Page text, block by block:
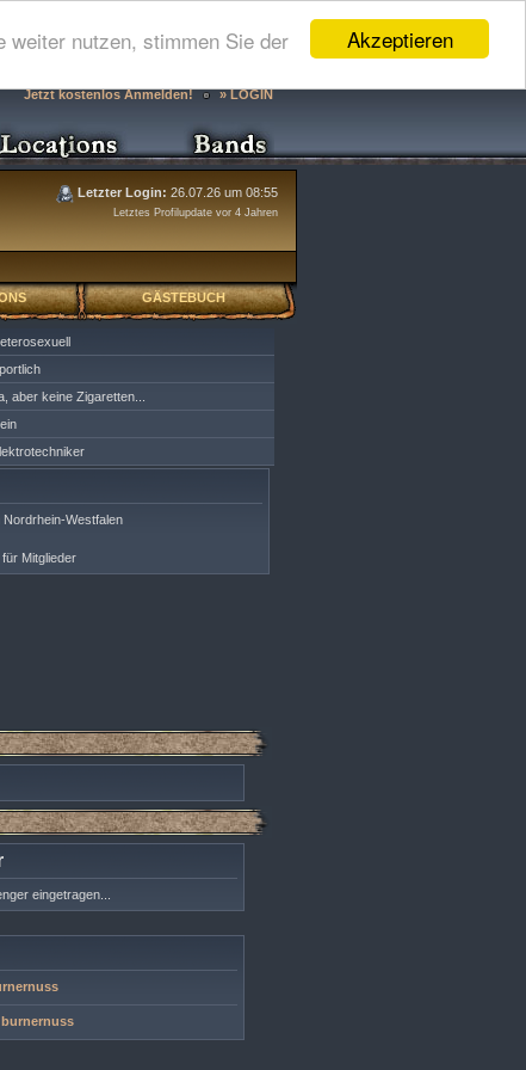
Akzeptieren
weiter nutzen, stimmen Sie der
Jetzt kostenlos Anmelden! » LOGIN
Letzter Login: 26.07.26 um 08:55
Letztes Profilupdate vor 4 Jahren
GÄSTEBUCH
aber keine Zigaretten...
Westfalen
Mitglieder
eingetragen...
burnernuss